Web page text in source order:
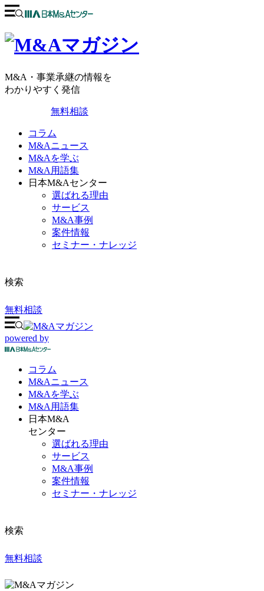
M&A・事業承継の情報を
わかりやすく発信
無料相談
コラム
M&Aニュース
M&Aを学ぶ
M&A用語集
日本M&Aセンター
選ばれる理由
サービス
M&A事例
案件情報
セミナー・ナレッジ
検索
無料相談
powered by
コラム
M&Aニュース
M&Aを学ぶ
M&A 用語集
日本M&A
センター
選ばれる理由
サービス
M&A事例
案件情報
セミナー・ナレッジ
検索
無料相談